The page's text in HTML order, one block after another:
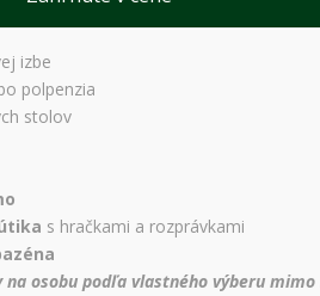
izbe
polpenzia
stolov
s hračkami a rozprávkami
osobu podľa vlastného výberu mimo